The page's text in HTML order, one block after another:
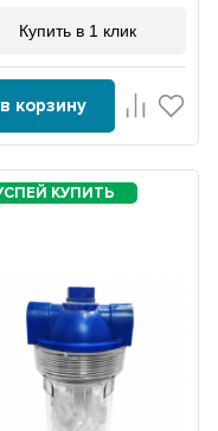
Купить в 1 клик
в корзину